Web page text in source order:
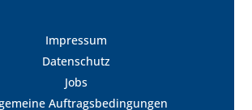
Impressum
Datenschutz
Jobs
Auftragsbedingungen